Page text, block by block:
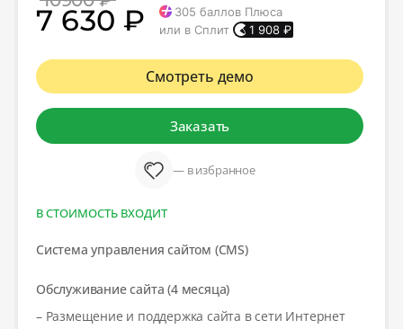
7 630 ₽ 305 баллов Плюса
или в Сплит
1 908 ₽
Смотреть демо
Заказать
— в избранное
В СТОИМОСТЬ ВХОДИТ
Система управления сайтом (CMS)
Обслуживание сайта (4 месяца)
– Размещение и поддержка сайта в сети Интернет